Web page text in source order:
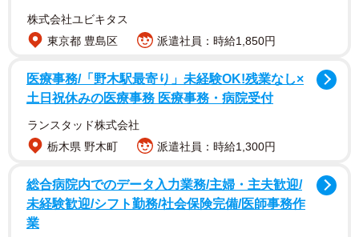
株式会社ユビキタス
東京都 豊島区
派遣社員：時給1,850円
医療事務/「野木駅最寄り」未経験OK!残業なし×
土日祝休みの医療事務 医療事務・病院受付
ランスタッド株式会社
栃木県 野木町
派遣社員：時給1,300円
総合病院内でのデータ入力業務/主婦・主夫歓迎/
未経験歓迎/シフト勤務/社会保険完備/医師事務作
業